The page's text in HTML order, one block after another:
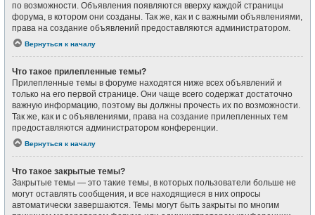
по возможности. Объявления появляются вверху каждой страницы
форума, в котором они созданы. Так же, как и с важными объявлениями,
права на создание объявлений предоставляются администратором.
Вернуться к началу
Что такое прилепленные темы?
Прилепленные темы в форуме находятся ниже всех объявлений и
только на его первой странице. Они чаще всего содержат достаточно
важную информацию, поэтому вы должны прочесть их по возможности.
Так же, как и с объявлениями, права на создание прилепленных тем
предоставляются администратором конференции.
Вернуться к началу
Что такое закрытые темы?
Закрытые темы — это такие темы, в которых пользователи больше не
могут оставлять сообщения, и все находящиеся в них опросы
автоматически завершаются. Темы могут быть закрыты по многим